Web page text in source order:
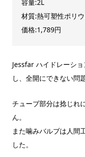
容量:2L
材質:熱可塑性ポリ
価格:1,789円
Jessfar ハイドレーシ
し、全開にできない問
チューブ部分は捻じれ
ん。
また噛みバルブは人間
した。